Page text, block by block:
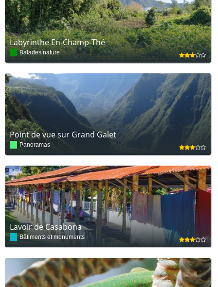
Labyrinthe En-Champ-Thé
Balades nature
Point de vue sur Grand Galet
Panoramas
Lavoir de Casabona
Bâtiments et monuments